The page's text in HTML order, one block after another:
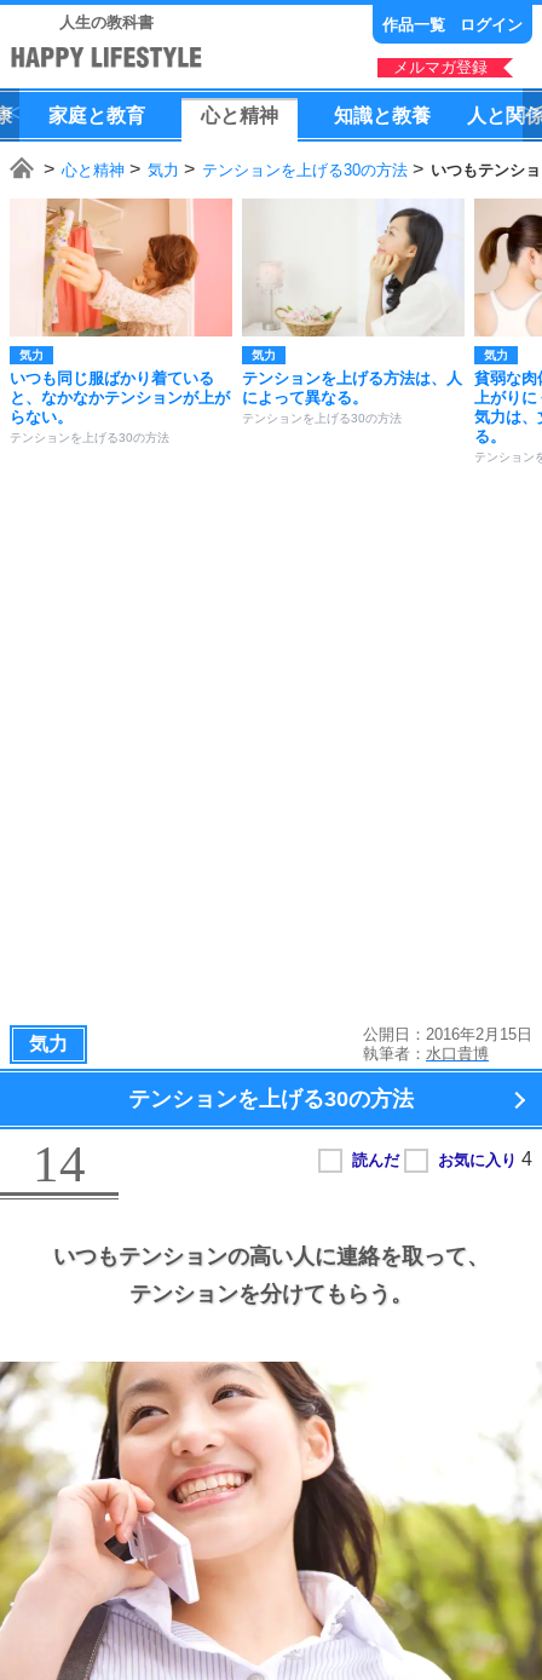
人生の教科書 作品一覧 ログイン
メルマガ登録
家庭と教育 心と精神 知識と教養 人 と 関
心と精神 気力 テンションを上げる30の方法 いつもテンシ
気力
いつも同じ服ばかり着ている
と、なかなかテンションが上が
らない。
テンションを上げる30の方法
気力
テンションを上げる方法は、人
によって異なる。
テンションを上げる30の方法
気力
貧弱な肉
上がりに
気力は、
る。
テンション
気力
公開日：2016年2月15日
執筆者： 水口貴博
テンションを上げる30の方法
14
いつもテンションの高い人に連絡を取って、
テンションを分けてもらう。